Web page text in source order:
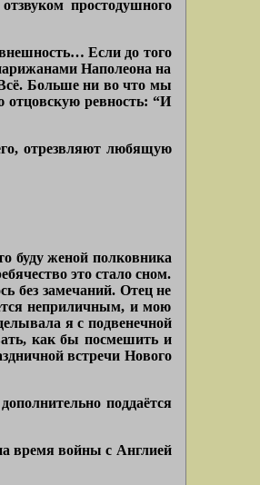
простодушного
Если до того
Наполеона на
Больше ни во что мы
отцовскую ревность: “И
отрезвляют любящую
буду женой полковника
это стало сном.
без замечаний. Отец не
неприличным, и мою
я с подвенечной
как бы посмешить и
встречи Нового
поддаётся
время войны с Англией